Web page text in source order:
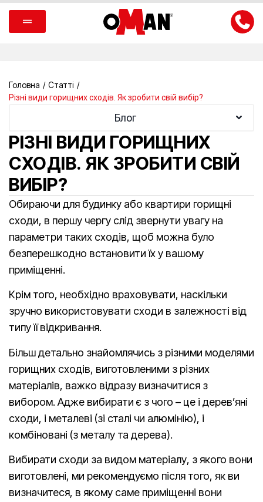
Головна / Статті /
Різні види горищних сходів. Як зробити свій вибір?
Блог
РІЗНІ ВИДИ ГОРИЩНИХ
СХОДІВ. ЯК ЗРОБИТИ СВІЙ
ВИБІР?
Обираючи для будинку або квартири горищні
сходи, в першу чергу слід звернути увагу на
параметри таких сходів, щоб можна було
безперешкодно встановити їх у вашому
приміщенні.
Крім того, необхідно враховувати, наскільки
зручно використовувати сходи в залежності від
типу її відкривання.
Більш детально знайомлячись з різними моделями
горищних сходів, виготовленими з різних
матеріалів, важко відразу визначитися з
вибором. Адже вибирати є з чого – це і дерев’яні
сходи, і металеві (зі сталі чи алюмінію), і
комбіновані (з металу та дерева).
Вибирати сходи за видом матеріалу, з якого вони
виготовлені, ми рекомендуємо після того, як ви
визначитеся, в якому саме приміщенні вони